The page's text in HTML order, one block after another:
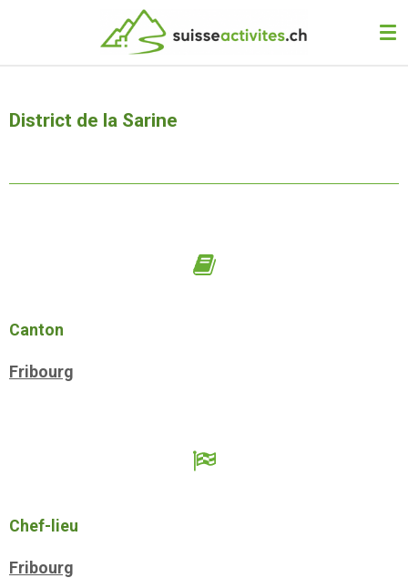
District de la Sarine
Canton
Fribourg
Chef-lieu
Fribourg